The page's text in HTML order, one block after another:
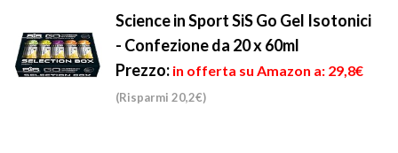
Science in Sport SiS Go Gel Isotonici
- Confezione da 20 x 60ml
Prezzo: in offerta su Amazon a: 29,8€
(Risparmi 20,2€)